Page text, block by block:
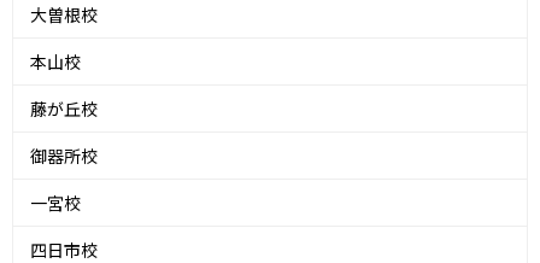
大曽根校
本山校
藤が丘校
御器所校
一宮校
四日市校